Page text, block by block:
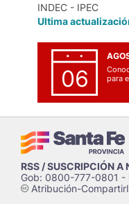
INDEC - IPEC
Ultima
06
para
RSS / SUSCRIPCIÓN A
Gob: 0800-777-0801 -
cAtribución-